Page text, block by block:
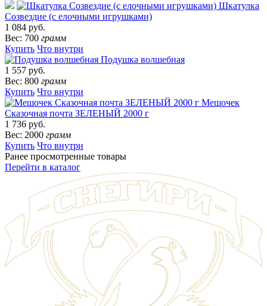
Шкатулка
Созвездие (с елочными игрушками)
1 084 руб.
Вес: 700 грамм
Купить Что внутри
Подушка волшебная
1 557 руб.
Вес: 800 грамм
Купить Что внутри
Мешочек
Сказочная почта ЗЕЛЕНЫЙ 2000 г
1 736 руб.
Вес: 2000 грамм
Купить Что внутри
Ранее просмотренные товары
Перейти в каталог